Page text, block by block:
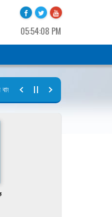
05:54:08 PM
২০২৬-২০২৮